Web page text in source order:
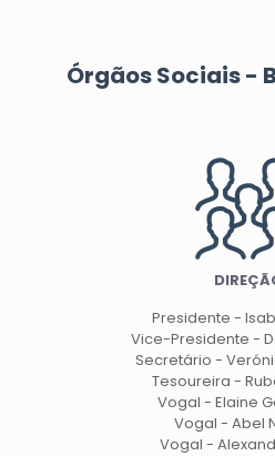
Órgãos Sociais -
Presidente -
Vice-Presidente -
Secretário -
Tesoureira -
Vogal - Elaine
Vogal - Abel
Vogal -